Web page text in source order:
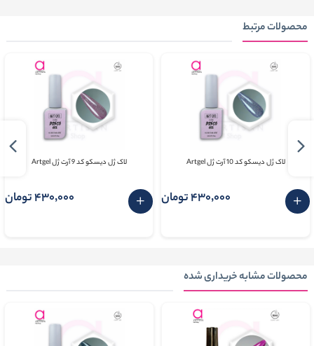
محصولات مرتبط
لاک ژل دیسکو کد 10 آرت ژل Artgel
430٬000 تومان
لاک ژل دیسکو کد 9 آرت ژل Artgel
430٬000 تومان
محصولات مشابه خریداری شده